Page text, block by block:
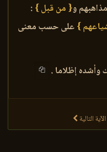
و{ من قبل } :
} على حسب معنى
وأشده إظلاما .
الآية التالية